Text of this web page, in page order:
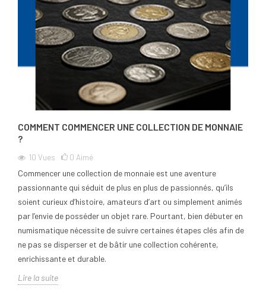
COMMENT COMMENCER UNE COLLECTION DE MONNAIE
?
10 Vues 0 Aimé
Commencer une collection de monnaie est une aventure
passionnante qui séduit de plus en plus de passionnés, qu’ils
soient curieux d’histoire, amateurs d’art ou simplement animés
par l’envie de posséder un objet rare. Pourtant, bien débuter en
numismatique nécessite de suivre certaines étapes clés afin de
ne pas se disperser et de bâtir une collection cohérente,
enrichissante et durable.
Lire la suite